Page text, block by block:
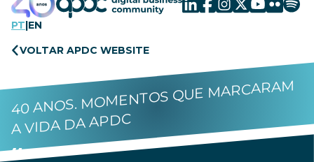
PT|EN
VOLTAR APDC WEBSITE
40 ANOS. MOMENTOS QUE MARCARAM
A VIDA DA APDC